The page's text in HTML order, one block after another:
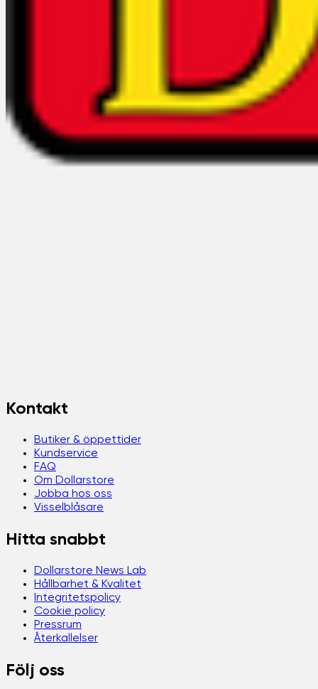
Kontakt
Butiker & öppettider
Kundservice
FAQ
Om Dollarstore
Jobba hos oss
Visselblåsare
Hitta snabbt
Dollarstore News Lab
Hållbarhet & Kvalitet
Integritetspolicy
Cookie policy
Pressrum
Återkallelser
Följ oss